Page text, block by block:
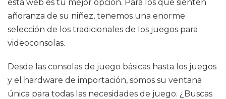
esta web es tu mejor opción. Para los que sienten
añoranza de su niñez, tenemos una enorme
selección de los tradicionales de los juegos para
videoconsolas.
Desde las consolas de juego básicas hasta los juegos
y el hardware de importación, somos su ventana
única para todas las necesidades de juego. ¿Buscas